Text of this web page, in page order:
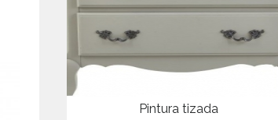
Pintura tizada